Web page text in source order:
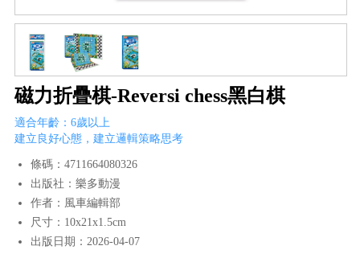
磁力折疊棋-Reversi chess黑白棋
適合年齡：6歲以上
建立良好心態，建立邏輯策略思考
條碼：4711664080326
出版社：樂多動漫
作者：風車編輯部
尺寸：10x21x1.5cm
出版日期：2026-04-07